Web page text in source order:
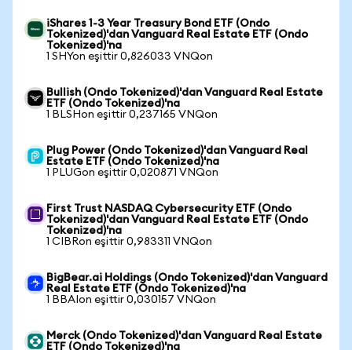
iShares 1-3 Year Treasury Bond ETF (Ondo
Tokenized)'dan Vanguard Real Estate ETF (Ondo
Tokenized)'na
1 SHYon eşittir 0,826033 VNQon
Bullish (Ondo Tokenized)'dan Vanguard Real Estate
ETF (Ondo Tokenized)'na
1 BLSHon eşittir 0,237165 VNQon
Plug Power (Ondo Tokenized)'dan Vanguard Real
Estate ETF (Ondo Tokenized)'na
1 PLUGon eşittir 0,020871 VNQon
First Trust NASDAQ Cybersecurity ETF (Ondo
Tokenized)'dan Vanguard Real Estate ETF (Ondo
Tokenized)'na
1 CIBRon eşittir 0,983311 VNQon
BigBear.ai Holdings (Ondo Tokenized)'dan Vanguard
Real Estate ETF (Ondo Tokenized)'na
1 BBAIon eşittir 0,030157 VNQon
Merck (Ondo Tokenized)'dan Vanguard Real Estate
ETF (Ondo Tokenized)'na